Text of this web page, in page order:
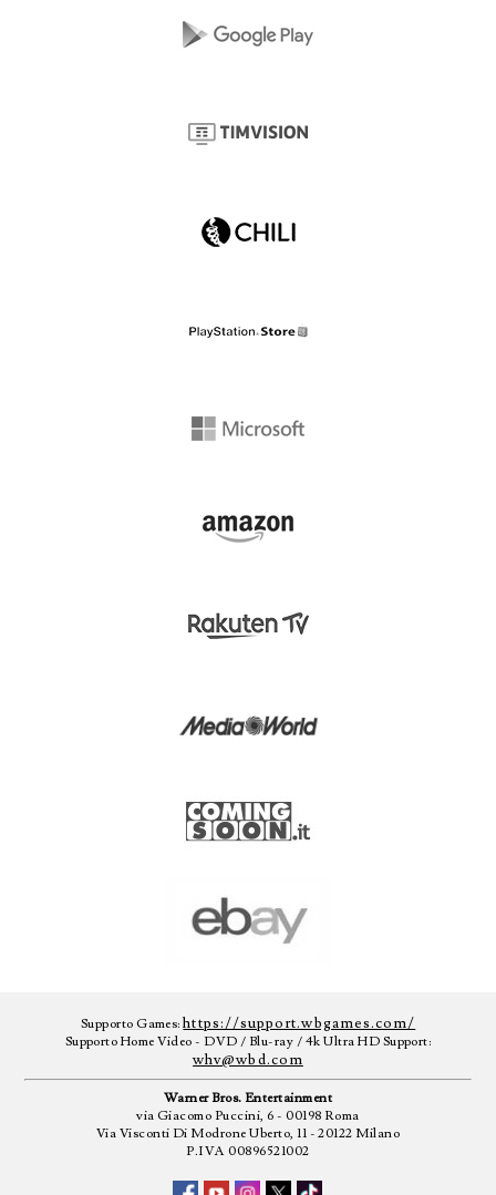
Supporto Games:https://support.wbgames.com/
Supporto Home Video - DVD / Blu-ray / 4k Ultra HD Support:
whv@wbd.com
Warner Bros. Entertainment
via Giacomo Puccini, 6 - 00198 Roma
Via Visconti Di Modrone Uberto, 11 - 20122 Milano
P.IVA 00896521002